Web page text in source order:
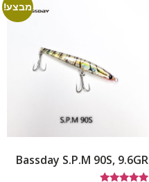
מבצע!
Bassday S.P.M 90S, 9.6GR